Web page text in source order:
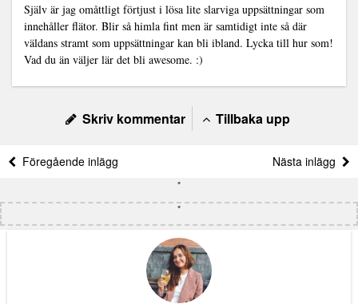
Själv är jag omåttligt förtjust i lösa lite slarviga uppsättningar som
innehåller flätor. Blir så himla fint men är samtidigt inte så där
väldans stramt som uppsättningar kan bli ibland. Lycka till hur som!
Vad du än väljer lär det bli awesome. :)
Skriv kommentar Tillbaka upp
Föregående inlägg Nästa inlägg